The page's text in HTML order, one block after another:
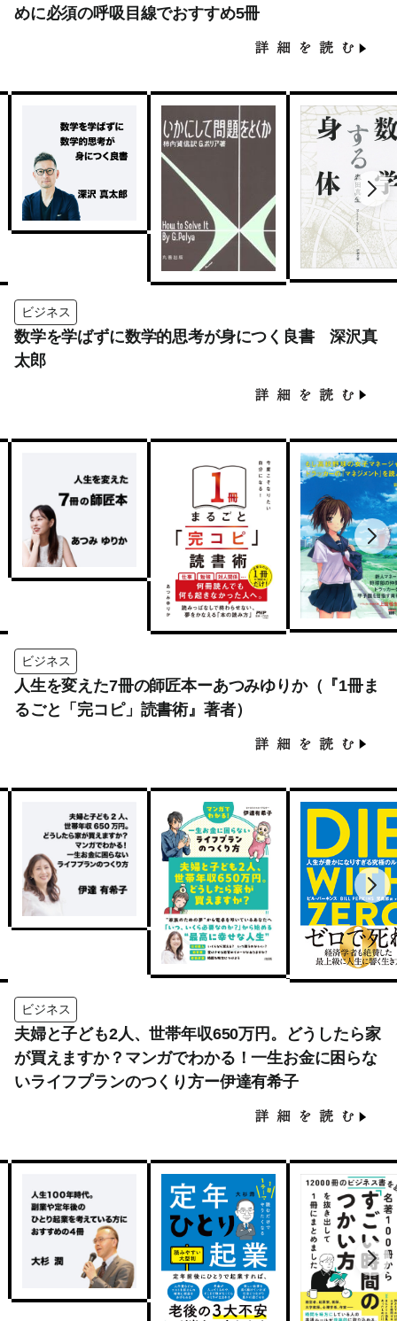
めに必須の呼吸目線でおすすめ5冊
ビジネス
数学を学ばずに数学的思考が身につく良書 深沢真
太郎
ビジネス
人生を変えた7冊の師匠本ーあつみゆりか（『1冊ま
るごと「完コピ」読書術』著者）
ビジネス
夫婦と子ども2人、世帯年収650万円。どうしたら家
が買えますか？マンガでわかる！一生お金に困らな
いライフプランのつくり方ー伊達有希子